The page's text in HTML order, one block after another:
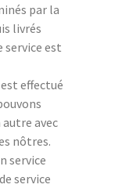
par la
livrés
service est
effectué
avec
nôtres.
service
service